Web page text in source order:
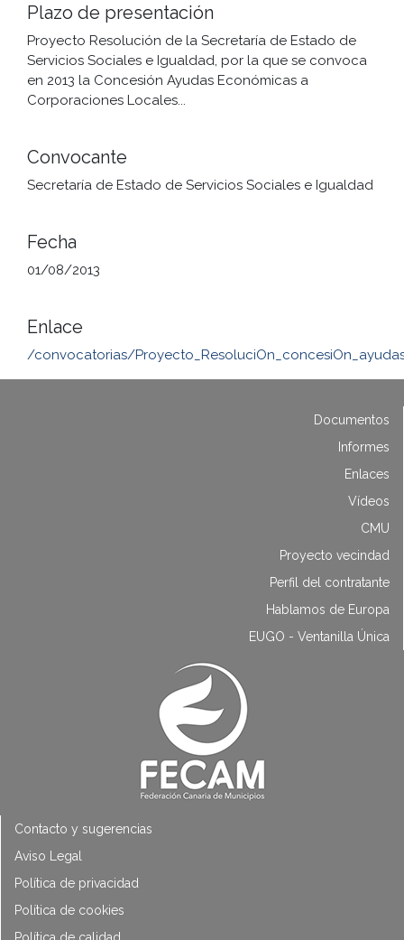
Plazo de presentación
Proyecto Resolución de la Secretaría de Estado de
Servicios Sociales e Igualdad, por la que se convoca
en 2013 la Concesión Ayudas Económicas a
Corporaciones Locales...
Convocante
Secretaría de Estado de Servicios Sociales e Igualdad
Fecha
01/08/2013
Enlace
/convocatorias/
Documentos
Informes
Enlaces
Vídeos
CMU
Proyecto vecindad
Perfil del contratante
Hablamos de Europa
EUGO - Ventanilla Única
Contacto y sugerencias
Aviso Legal
Política de privacidad
Política de cookies
Política de calidad